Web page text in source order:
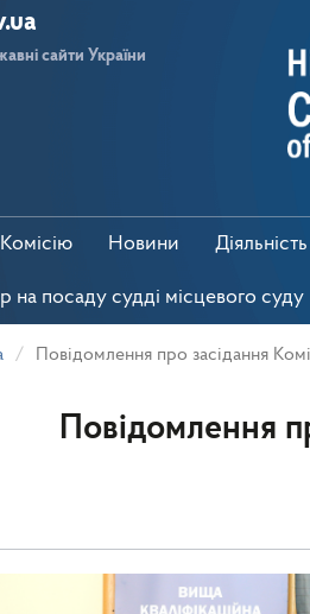
сайти України
Новини Діяльність
на посаду судді місцевого суду
Повідомлення про засідання
Повідомлення